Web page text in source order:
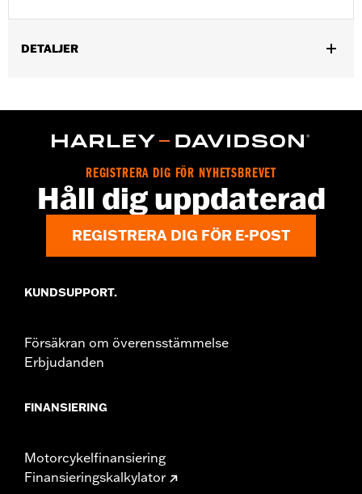
DETALJER
WARRANTY:2 year limited warranty – Go towww.h-
Imported
REGISTRERA DIG FÖR NYHETSBREVET
Håll dig uppdaterad
REGISTRERA DIG FÖR E-POST
KUNDSUPPORT.
Försäkran om överensstämmelse
Erbjudanden
FINANSIERING
Motorcykelfinansiering
Finansieringskalkylator